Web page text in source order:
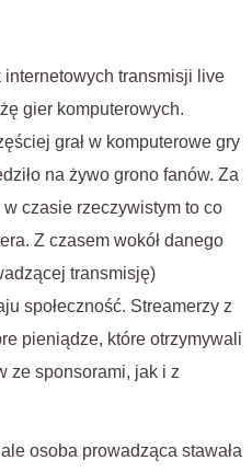
transmisji live
gier komputerowych.
grał w komputerowe gry
na żywo grono fanów. Za
czasie rzeczywistym to co
Z czasem wokół danego
transmisję)
społeczność. Streamerzy z
pieniądze, które otrzymywali
ze sponsorami, jak i z
osoba prowadząca stawała